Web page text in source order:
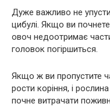
Дуже важливо не
цибулі. Якщо ви
овоч недоотримає
головок погіршиться.
Якщо ж ви пропустите
рости коріння, і
почне витрачати